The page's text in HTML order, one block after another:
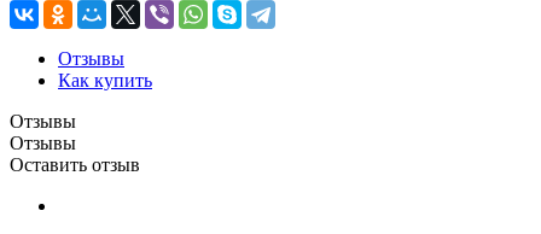
Отзывы
Как купить
Отзывы
Отзывы
Оставить отзыв